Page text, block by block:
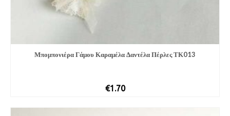
Μπομπονιέρα Γάμου Καραμέλα Δαντέλα Πέρλες ΤΚ013
€1.70